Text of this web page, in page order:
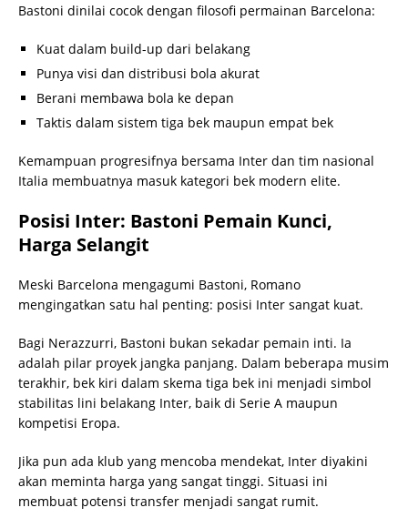
Bastoni dinilai cocok dengan filosofi permainan Barcelona:
Kuat dalam build-up dari belakang
Punya visi dan distribusi bola akurat
Berani membawa bola ke depan
Taktis dalam sistem tiga bek maupun empat bek
Kemampuan progresifnya bersama Inter dan tim nasional
Italia membuatnya masuk kategori bek modern elite.
Posisi Inter: Bastoni Pemain Kunci,
Harga Selangit
Meski Barcelona mengagumi Bastoni, Romano
mengingatkan satu hal penting: posisi Inter sangat kuat.
Bagi Nerazzurri, Bastoni bukan sekadar pemain inti. Ia
adalah pilar proyek jangka panjang. Dalam beberapa musim
terakhir, bek kiri dalam skema tiga bek ini menjadi simbol
stabilitas lini belakang Inter, baik di Serie A maupun
kompetisi Eropa.
Jika pun ada klub yang mencoba mendekat, Inter diyakini
akan meminta harga yang sangat tinggi. Situasi ini
membuat potensi transfer menjadi sangat rumit.